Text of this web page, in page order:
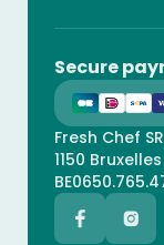
Secure
Fresh Chef
1150